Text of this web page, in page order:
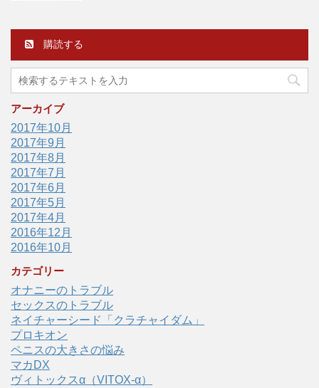
購読する
アーカイブ
2017年10月
2017年9月
2017年8月
2017年7月
2017年6月
2017年5月
2017年4月
2016年12月
2016年10月
カテゴリー
オナニーのトラブル
セックスのトラブル
ネイチャーシード「クラチャイダム」
プロキオン
ペニスの大きさの悩み
マカDX
ヴィトックスα（VITOX-α）